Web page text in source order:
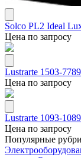
Solco PL2 Ideal
Цена по запросу
Lustrarte 1503-
Цена по запросу
Lustrarte 1093-
Цена по запросу
Популярные